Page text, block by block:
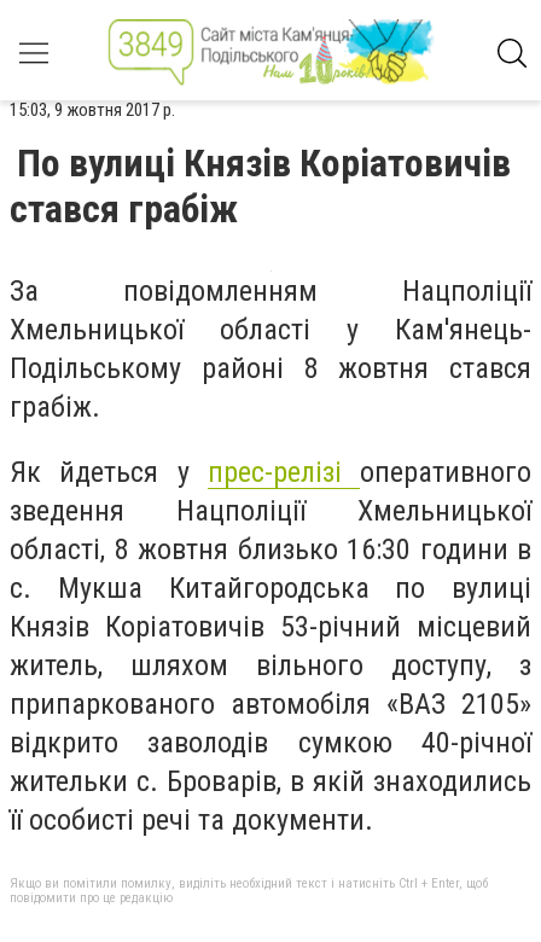
15:03, 9 жовтня 2017 р.
По вулиці Князів Коріатовичів
стався грабіж
За повідомленням Нацполіції
Хмельницької області у Кам'янець-
Подільському районі 8 жовтня стався
грабіж.
Як йдеться у прес-релізі оперативного
зведення Нацполіції Хмельницької
області, 8 жовтня близько 16:30 години в
с. Мукша Китайгородська по вулиці
Князів Коріатовичів 53-річний місцевий
житель, шляхом вільного доступу, з
припаркованого автомобіля «ВАЗ 2105»
відкрито заволодів сумкою 40-річної
жительки с. Броварів, в якій знаходились
її особисті речі та документи.
Якщо ви помітили помилку, виділіть необхідний текст і натисніть Ctrl + Enter, щоб
повідомити про це редакцію